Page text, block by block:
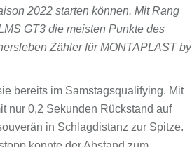
2022 starten können. Mit Rang
GT3 die meisten Punkte des
Zähler für MONTAPLAST by
bereits im Samstagsqualifying. Mit
nur 0,2 Sekunden Rückstand auf
in Schlagdistanz zur Spitze.